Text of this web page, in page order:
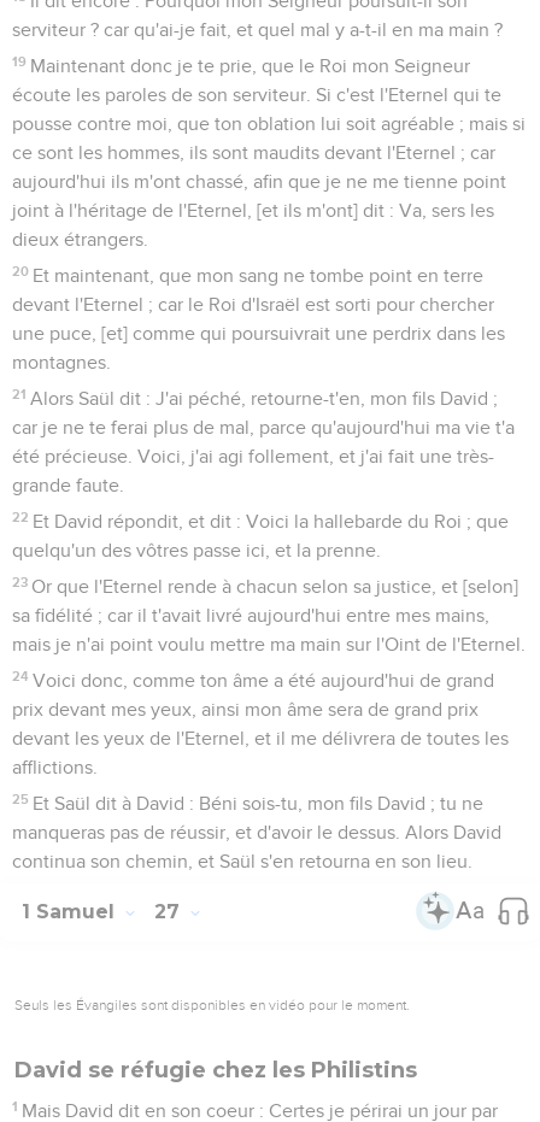
serviteur ? car qu'ai-je fait, et quel mal y a-t-il en ma main ?
19 Maintenant donc je te prie, que le Roi mon Seigneur
écoute les paroles de son serviteur. Si c'est l'Eternel qui te
pousse contre moi, que ton oblation lui soit agréable ; mais si
ce sont les hommes, ils sont maudits devant l'Eternel ; car
aujourd'hui ils m'ont chassé, afin que je ne me tienne point
joint à l'héritage de l'Eternel, [et ils m'ont] dit : Va, sers les
dieux étrangers.
20 Et maintenant, que mon sang ne tombe point en terre
devant l'Eternel ; car le Roi d'Israël est sorti pour chercher
une puce, [et] comme qui poursuivrait une perdrix dans les
montagnes.
21 Alors Saül dit : J'ai péché, retourne-t'en, mon fils David ;
car je ne te ferai plus de mal, parce qu'aujourd'hui ma vie t'a
été précieuse. Voici, j'ai agi follement, et j'ai fait une très-
grande faute.
22 Et David répondit, et dit : Voici la hallebarde du Roi ; que
quelqu'un des vôtres passe ici, et la prenne.
23 Or que l'Eternel rende à chacun selon sa justice, et [selon]
sa fidélité ; car il t'avait livré aujourd'hui entre mes mains,
mais je n'ai point voulu mettre ma main sur l'Oint de l'Eternel.
24 Voici donc, comme ton âme a été aujourd'hui de grand
prix devant mes yeux, ainsi mon âme sera de grand prix
devant les yeux de l'Eternel, et il me délivrera de toutes les
afflictions.
25 Et Saül dit à David : Béni sois-tu, mon fils David ; tu ne
manqueras pas de réussir, et d'avoir le dessus. Alors David
continua son chemin, et Saül s'en retourna en son lieu.
1 Samuel 27
Seuls les Évangiles sont disponibles en vidéo pour le moment.
David se réfugie chez les Philistins
1 Mais David dit en son coeur : Certes je périrai un jour par